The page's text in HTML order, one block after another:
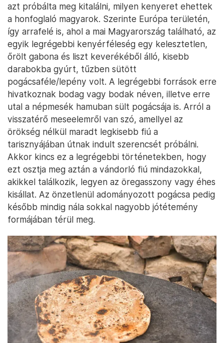
azt próbálta meg kitalálni, milyen kenyeret ehettek
a honfoglaló magyarok. Szerinte Európa területén,
így arrafelé is, ahol a mai Magyarország található, az
egyik legrégebbi kenyérféleség egy kelesztetlen,
őrölt gabona és liszt keverékéből álló, kisebb
darabokba gyúrt, tűzben sütött
pogácsaféle/lepény volt. A legrégebbi források erre
hivatkoznak bodag vagy bodak néven, illetve erre
utal a népmesék hamuban sült pogácsája is. Arról a
visszatérő meseelemről van szó, amellyel az
örökség nélkül maradt legkisebb fiú a
tarisznyájában útnak indult szerencsét próbálni.
Akkor kincs ez a legrégebbi történetekben, hogy
ezt osztja meg aztán a vándorló fiú mindazokkal,
akikkel találkozik, legyen az öregasszony vagy éhes
kisállat. Az önzetlenül adományozott pogácsa pedig
később mindig nála sokkal nagyobb jótétemény
formájában térül meg.